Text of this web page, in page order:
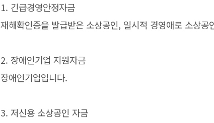
1. 긴급경영안정자금
재해확인증을 발급받은 소상공인, 일시적 경영애로 소상공
2. 장애인기업 지원자금
장애인기업입니다.
3. 저신용 소상공인 자금